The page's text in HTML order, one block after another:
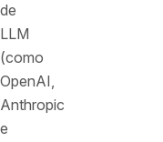
de
LLM
(como
OpenAI,
Anthropic
e